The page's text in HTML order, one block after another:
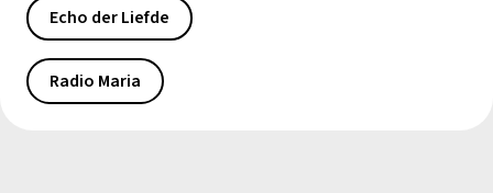
Echo der Liefde
Radio Maria